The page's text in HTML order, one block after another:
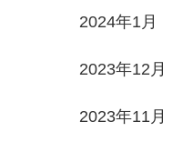
2024年1月
2023年12月
2023年11月